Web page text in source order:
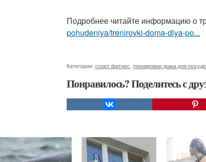
Подробнее читайте информацию о
pohudeniya/trenirovki-doma-dlya-po...
Категории: спорт фитнес тренировки дома для
Понравилось? Поделитесь с